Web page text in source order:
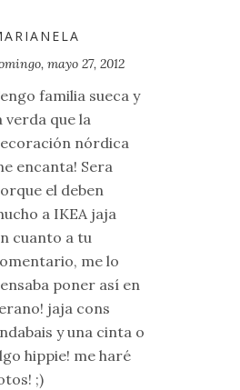
mayo 27, 2012
familia sueca y
verda que la
nórdica
encanta! Sera
el deben
a IKEA jaja
cuanto a tu
me lo
poner así en
jaja cons
y una cinta o
hippie! me haré
;)